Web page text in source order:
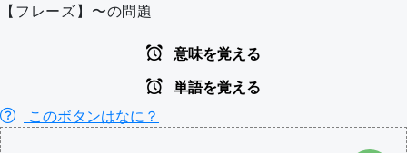
【フレーズ】〜の問題
意味を覚える
単語を覚える
このボタンはなに？